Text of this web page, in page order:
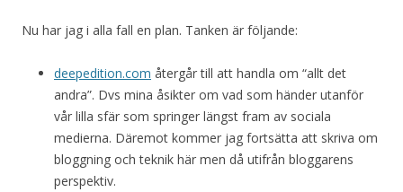
Nu har jag i alla fall en plan. Tanken är följande:
deepedition.com återgår till att handla om “allt det
andra”. Dvs mina åsikter om vad som händer utanför
vår lilla sfär som springer längst fram av sociala
medierna. Däremot kommer jag fortsätta att skriva om
bloggning och teknik här men då utifrån bloggarens
perspektiv.